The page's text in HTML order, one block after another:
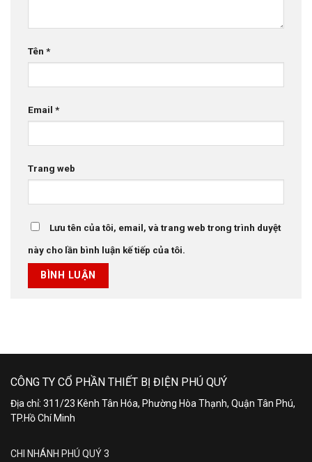
Tên *
Email *
Trang web
Lưu tên của tôi, email, và trang web trong trình duyệt
này cho lần bình luận kế tiếp của tôi.
CÔNG TY CỔ PHẦN THIẾT BỊ ĐIỆN PHÚ QUÝ
Địa chỉ: 311/23 Kênh Tân Hóa, Phường Hòa Thạnh, Quận Tân Phú,
TP.Hồ Chí Minh
CHI NHÁNH PHÚ QUÝ 3